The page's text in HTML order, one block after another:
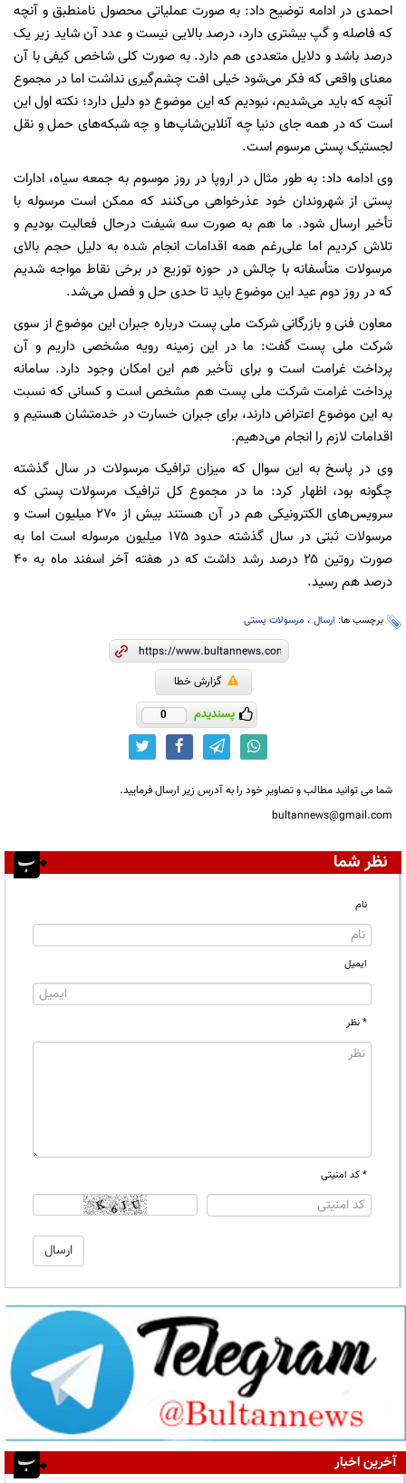
احمدی در ادامه توضیح داد: به صورت عملیاتی محصول نامنطبق و آنچه
که فاصله و گپ بیشتری دارد، درصد بالایی نیست و عدد آن شاید زیر یک
درصد باشد و دلایل متعددی هم دارد. به صورت کلی شاخص کیفی با آن
معنای واقعی که فکر می‌شود خیلی افت چشم‌گیری نداشت اما در مجموع
آنچه که باید می‌شدیم، نبودیم که این موضوع دو دلیل دارد؛ نکته اول این
است که در همه جای دنیا چه آنلاین‌شاپ‌ها و چه شبکه‌های حمل و نقل
لجستیک پستی مرسوم است.
وی ادامه داد: به طور مثال در اروپا در روز موسوم به جمعه سیاه، ادارات
پستی از شهروندان خود عذرخواهی می‌کنند که ممکن است مرسوله با
تأخیر ارسال شود. ما هم به صورت سه شیفت درحال فعالیت بودیم و
تلاش کردیم اما علی‌رغم همه اقدامات انجام شده به دلیل حجم بالای
مرسولات متأسفانه با چالش در حوزه توزیع در برخی نقاط مواجه شدیم
که در روز دوم عید این موضوع باید تا حدی حل و فصل می‌شد.
معاون فنی و بازرگانی شرکت ملی پست درباره جبران این موضوع از سوی
شرکت ملی پست گفت: ما در این زمینه رویه مشخصی داریم و آن
پرداخت غرامت است و برای تأخیر هم این امکان وجود دارد. سامانه
پرداخت غرامت شرکت ملی پست هم مشخص است و کسانی که نسبت
به این موضوع اعتراض دارند، برای جبران خسارت در خدمتشان هستیم و
اقدامات لازم را انجام می‌دهیم.
وی در پاسخ به این سوال که میزان ترافیک مرسولات در سال گذشته
چگونه بود، اظهار کرد: ما در مجموع کل ترافیک مرسولات پستی که
سرویس‌های الکترونیکی هم در آن هستند بیش از ۲۷۰ میلیون است و
مرسولات ثبتی در سال گذشته حدود ۱۷۵ میلیون مرسوله است اما به
صورت روتین ۲۵ درصد رشد داشت که در هفته آخر اسفند ماه به ۴۰
درصد هم رسید.
برچسب ها: ارسال ، مرسولات پستی
گزارش خطا
پسندیدم 0
شما می توانید مطالب و تصاویر خود را به آدرس زیر ارسال فرمایید.
bultannews@gmail.com
نظر شما
نام
ایمیل
* نظر
* کد امنیتی
آخرین اخبار